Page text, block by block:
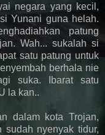
negara yang kecil,
Yunani guna helah.
patung
Wah... sukalah si
satu patung untuk
berhala nie
suka. Ibarat satu
la kan..
dalam kota Trojan,
sudah nyenyak tidur,